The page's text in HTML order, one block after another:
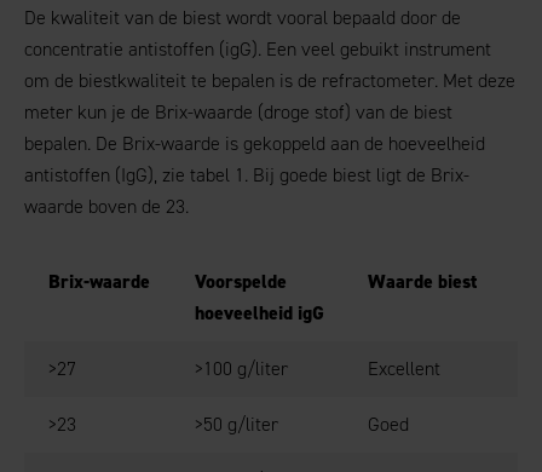
De kwaliteit van de biest wordt vooral bepaald door de
concentratie antistoffen (igG). Een veel gebuikt instrument
om de biestkwaliteit te bepalen is de refractometer. Met deze
meter kun je de Brix-waarde (droge stof) van de biest
bepalen. De Brix-waarde is gekoppeld aan de hoeveelheid
antistoffen (IgG), zie tabel 1. Bij goede biest ligt de Brix-
waarde boven de 23.
Brix-waarde
Voorspelde
hoeveelheid igG
Waarde biest
>27 >100 g/liter Excellent
>23 >50 g/liter Goed